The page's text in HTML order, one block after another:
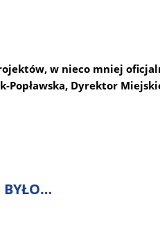
w nieco mniej
Dyrektor
BYŁO…